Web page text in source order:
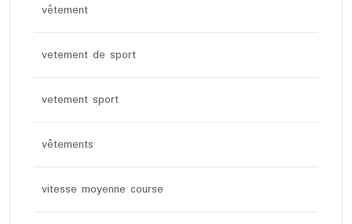
vêtement
vetement de sport
vetement sport
vêtements
vitesse moyenne course